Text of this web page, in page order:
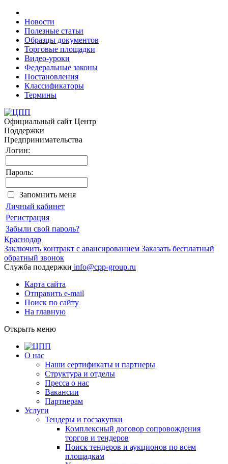
Новости
Полезные статьи
Образцы документов
Торговые площадки
Видео-уроки
Федеральные законы
Постановления
Классификаторы
Термины
Официальный сайт Центр
Поддержки
Предпринимательства
Логин:
Пароль:
Запомнить меня
Личный кабинет
Регистрация
Забыли свой пароль?
Краснодар
Заключить контракт с авансированием Заказать бесплатный
обратный звонок
Служба поддержки info@cpp-group.ru
Карта сайта
Отправить e-mail
Поиск по сайту
На главную
Открыть меню
О нас
Наши сертификаты и партнеры
Структура и отделы
Пресса о нас
Вакансии
Партнерам
Услуги
Тендеры и госзакупки
Комплексный договор сопровождения
торгов и тендеров
Поиск тендеров и аукционов по всем
площадкам